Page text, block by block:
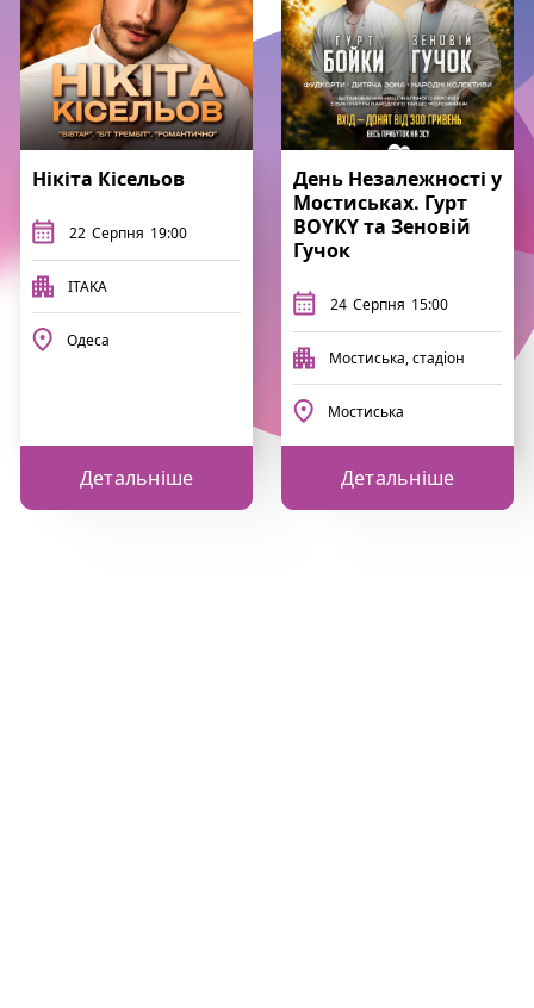
Нікіта Кісельов
22 Серпня 19:00
ITAKA
Одеса
Детальніше
День Незалежності у
Мостиськах. Гурт
BOYKY та Зеновій
Гучок
24 Серпня 15:00
Мостиська, стадіон
Мостиська
Детальніше